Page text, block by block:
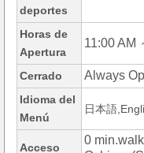
deportes
Horas de
Apertura
11:00 AM
Cerrado Always
Idioma del
Menú
日本語
Acceso
0